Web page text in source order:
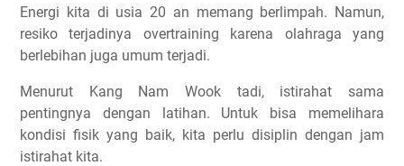
Energi kita di usia 20 an memang berlimpah. Namun,
resiko terjadinya overtraining karena olahraga yang
berlebihan juga umum terjadi.
Menurut Kang Nam Wook tadi, istirahat sama
pentingnya dengan latihan. Untuk bisa memelihara
kondisi fisik yang baik, kita perlu disiplin dengan jam
istirahat kita.